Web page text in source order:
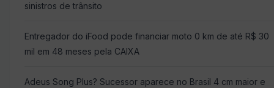
sinistros de trânsito
Entregador do iFood pode financiar moto 0 km de até R$ 30
mil em 48 meses pela CAIXA
Adeus Song Plus? Sucessor aparece no Brasil 4 cm maior e